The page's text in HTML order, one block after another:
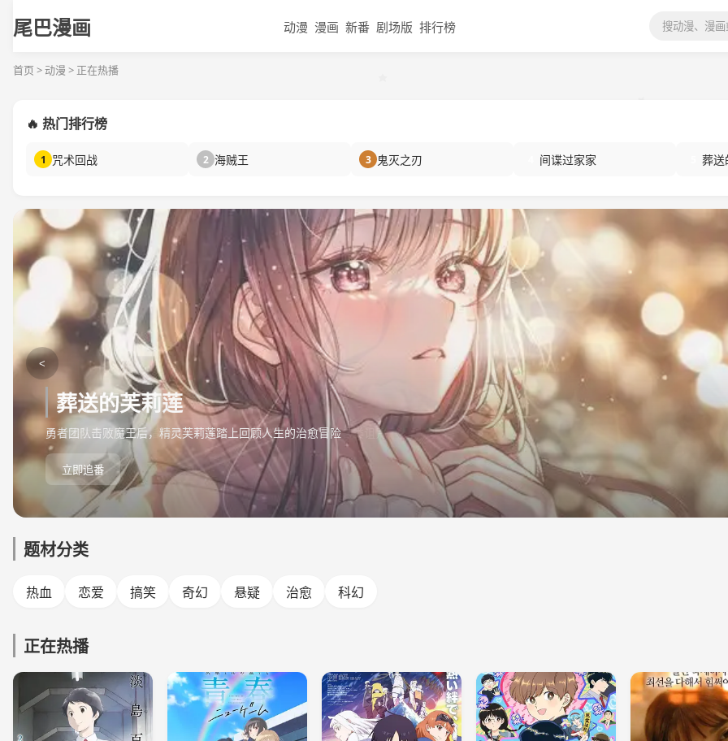
尾巴漫画 动漫 漫画 新番 剧场版 排行榜
首页 > 动漫 > 正在热播
🔥 热门排行榜
1 咒术回战 2 海贼王 3 鬼灭之刃 间谍过家家 葬送
<
葬送的芙莉莲
勇者团队击败魔王后，精灵芙莉莲踏上回顾人生的治愈冒险
立即追番
题材分类
热血 恋爱 搞笑 奇幻 悬疑 治愈 科幻
正在热播
更新